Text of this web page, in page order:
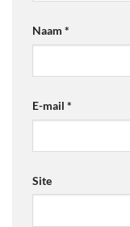
Naam *
E-mail *
Site